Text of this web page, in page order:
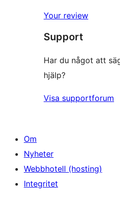
recension
stjärniga
recensioner
Your review
Support
Har du något att
hjälp?
Visa supportforum
Om
Nyheter
Webbhotell (hosting)
Integritet